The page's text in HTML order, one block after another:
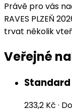
Právě pro vás
RAVES PLZEŇ
trvat několik
Veřejné
233,2 Kč ·